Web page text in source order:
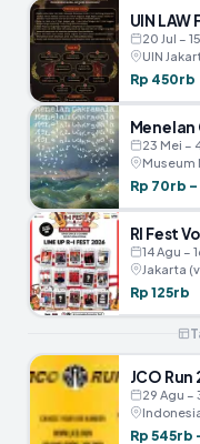
UIN LAW
20 Jul –
UIN
Rp 450rb
23 Mei –
Museum
Rp 70rb
14 Agu –
Jakarta
Rp 125rb
JCO Run
29 Agu –
Rp 545rb